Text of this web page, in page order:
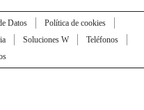
Datos
Política de cookies
Soluciones W
Teléfonos